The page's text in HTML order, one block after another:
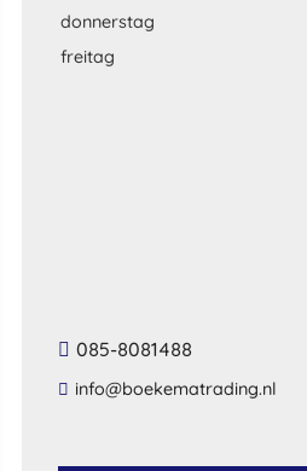
donnerstag
freitag
085-8081488
info@boekematrading.nl